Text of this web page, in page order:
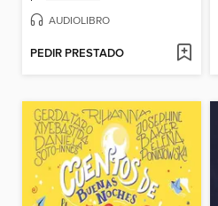
AUDIOLIBRO
PEDIR PRESTADO